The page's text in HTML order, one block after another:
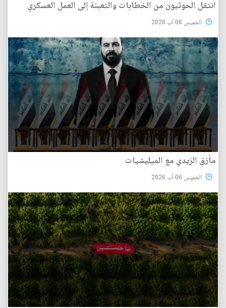
انتقل الحوثيون من الخطابات والتعبئة إلى العمل العسكري
الخميس 06 آب 2026
مأزق الزيدي مع الميليشيات
الخميس 06 آب 2026